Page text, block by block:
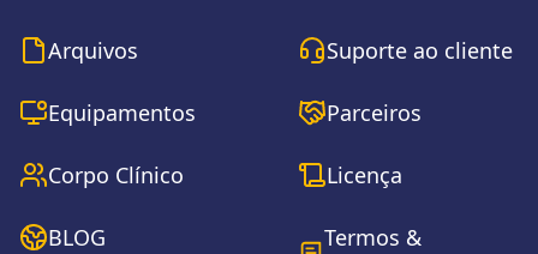
Arquivos
Equipamentos
Corpo Clínico
BLOG
Suporte ao cliente
Parceiros
Licença
Termos &